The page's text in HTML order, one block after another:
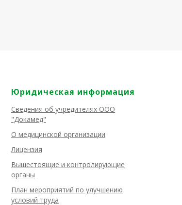
Юридическая информация
Сведения об учредителях ООО
"Докамед"
О медицинской организации
Лицензия
Вышестоящие и контролирующие
органы
План мероприятий по улучшению
условий труда